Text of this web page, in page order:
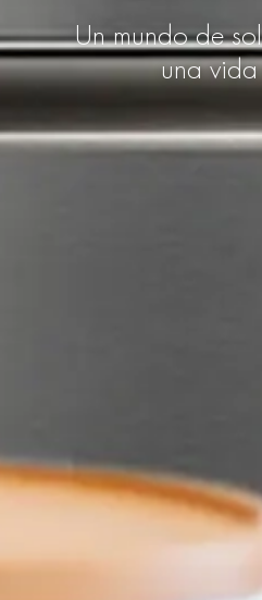
Un mundo de
una